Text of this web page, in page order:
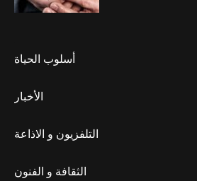
أسلوب الحياة
الأخبار
التلفزيون و الاذاعة
الثقافة و الفنون